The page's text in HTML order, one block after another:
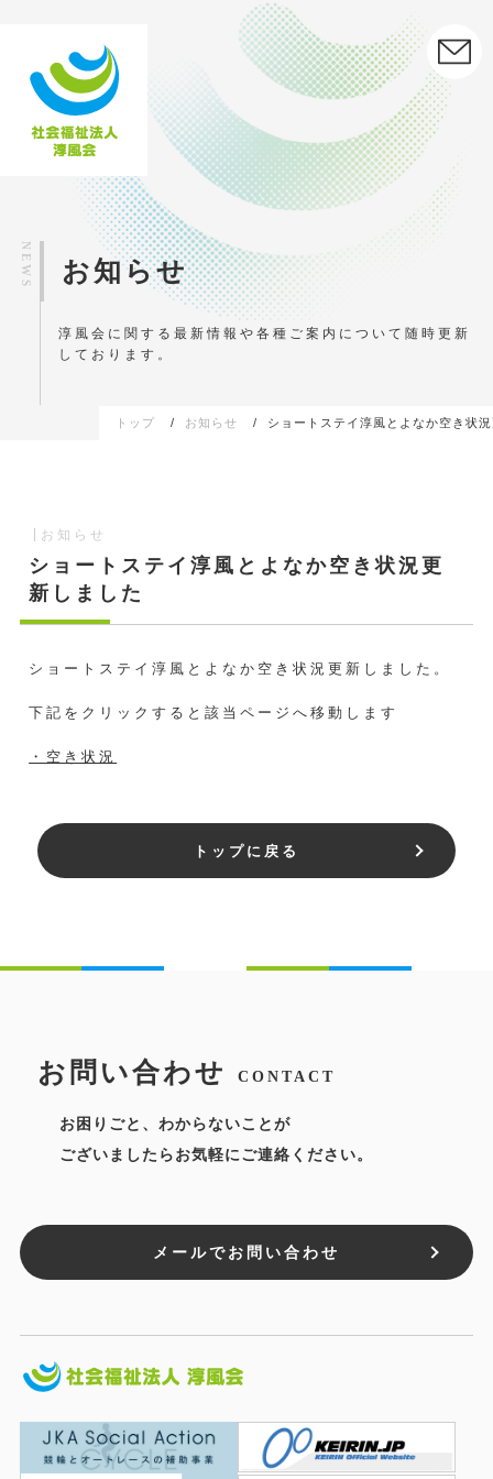
お知らせ
淳風会に関する最新情報や各種ご案内について 随時更新
しております。
トップ お知らせ ショートステイ淳風とよなか空き状
お知らせ
ショートステイ淳風とよなか空き状況更
新しました
ショートステイ淳風とよなか空き状況更新しました。
下記をクリックすると該当ページへ移動します
・空き状況
トップに戻る
お問い合わせ CONTACT
お困りごと、わからないことが
ございましたらお気軽にご連絡ください。
メールでお問い合わせ